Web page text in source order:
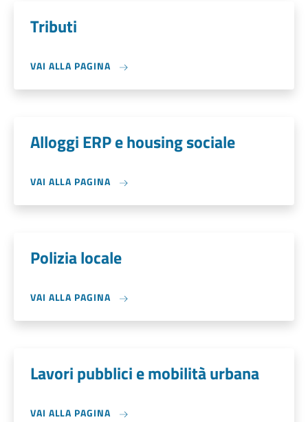
Tributi
VAI ALLA PAGINA
Alloggi ERP e housing sociale
VAI ALLA PAGINA
Polizia locale
VAI ALLA PAGINA
Lavori pubblici e mobilità urbana
VAI ALLA PAGINA